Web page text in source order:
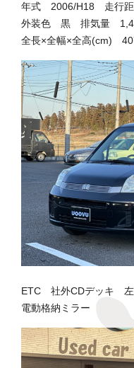
年式 2006/H18 走行
外装色 黒 排気量
全長×全幅×全高(cm)
ETC 社外CDデッキ
電動格納ミラー